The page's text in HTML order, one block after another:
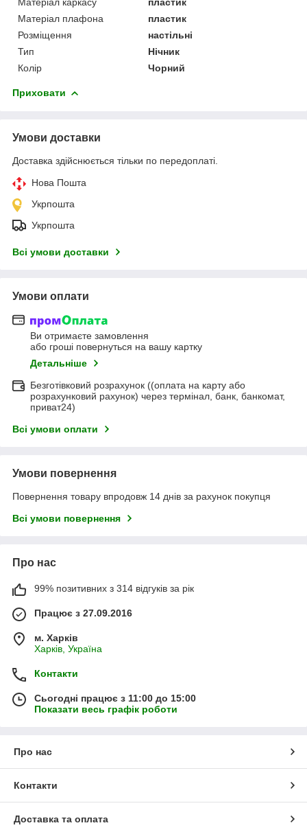
Матеріал плафона
пластик
Розміщення
настільні
Тип
Нічник
Колір
Чорний
Приховати
Умови доставки
Доставка здійснюється тільки по передоплаті.
Нова Пошта
Укрпошта
Укрпошта
Всі умови доставки
Умови оплати
Ви отримаєте замовлення
або гроші повернуться на вашу картку
Детальніше
Безготівковий розрахунок ((оплата на карту або
розрахунковий рахунок) через термінал, банк, банкомат,
приват24)
Всі умови оплати
Умови повернення
Повернення товару впродовж 14 днів за рахунок покупця
Всі умови повернення
Про нас
99% позитивних з 314 відгуків за рік
Працює з 27.09.2016
м. Харків
Харків, Україна
Контакти
Сьогодні працює з 11:00 до 15:00
Показати весь графік роботи
Про нас
Контакти
Доставка та оплата